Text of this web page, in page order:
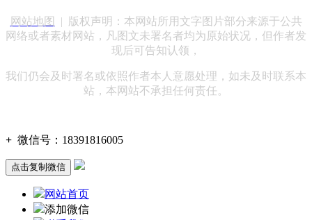
网站地图
| 版权声明：本网站所用文字图片部分来源于公共
网络或者素材网站，凡图文未署名者均为原始状况，但作者发
现后可告知认领，
我们仍会及时署名或依照作者本人意愿处理，如未及时联系本
站，本网站不承担任何责任。
+ 微信号： 18391816005
点击复制微信
网站首页
添加微信